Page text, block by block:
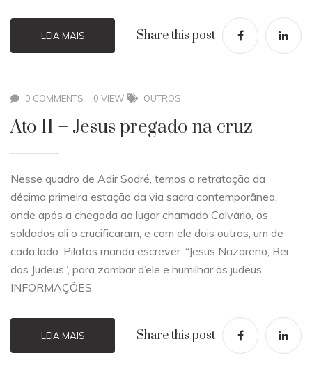
LEIA MAIS Share this post
0 COMMENTS 0 VIEW OUTROS
Ato 11 – Jesus pregado na cruz
Nesse quadro de Adir Sodré, temos a retratação da
décima primeira estação da via sacra contemporânea,
onde após a chegada ao lugar chamado Calvário, os
soldados ali o crucificaram, e com ele dois outros, um de
cada lado. Pilatos manda escrever: “Jesus Nazareno, Rei
dos Judeus”, para zombar d’ele e humilhar os judeus.
INFORMAÇÕES
LEIA MAIS Share this post